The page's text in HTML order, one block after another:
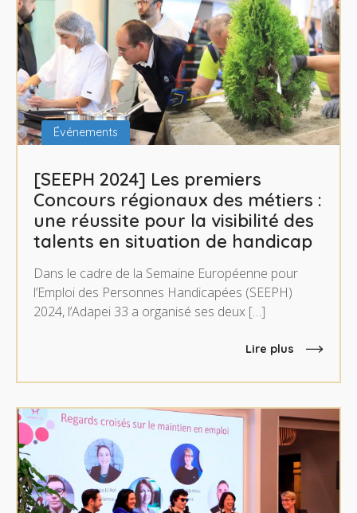
Événements
[SEEPH 2024] Les premiers
Concours régionaux des métiers :
une réussite pour la visibilité des
talents en situation de handicap
Dans le cadre de la Semaine Européenne pour
l’Emploi des Personnes Handicapées (SEEPH)
2024, l’Adapei 33 a organisé ses deux […]
Lire plus